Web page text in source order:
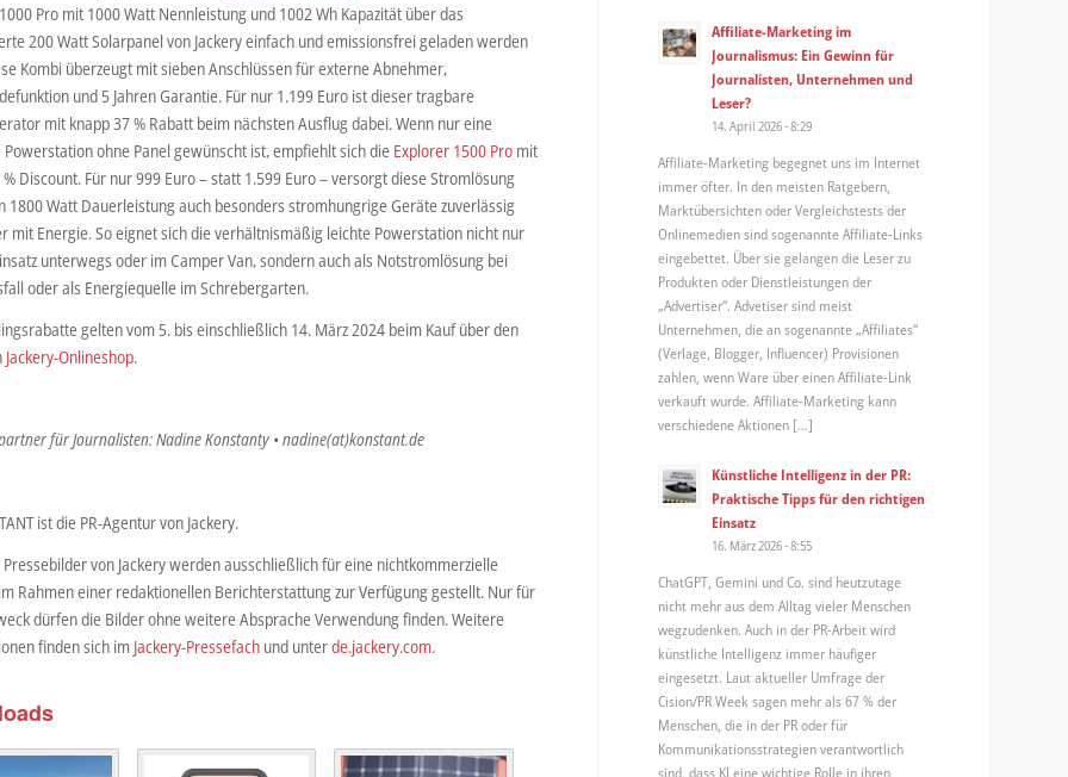
Pro mit 1000 Watt Nennleistung und 1002 Wh Kapazität über das
200 Watt Solarpanel von Jackery einfach und emissionsfrei geladen werden
Kombi überzeugt mit sieben Anschlüssen für externe Abnehmer,
und 5 Jahren Garantie. Für nur 1.199 Euro ist dieser tragbare
mit knapp 37 % Rabatt beim nächsten Ausflug dabei. Wenn nur eine
ohne Panel gewünscht ist, empfiehlt sich die Explorer 1500 Promit
% Discount. Für nur 999 Euro – statt 1.599 Euro – versorgt diese Stromlösung
1800 Watt Dauerleistung auch besonders stromhungrige Geräte zuverlässig
mit Energie. So eignet sich die verhältnismäßig leichte Powerstation nicht nur
unterwegs oder im Camper Van, sondern auch als Notstromlösung bei
oder als Energiequelle im Schrebergarten.
gelten vom 5. bis einschließlich 14. März 2024 beim Kauf über den
Jackery-Onlineshop.
für Journalisten: Nadine Konstanty • nadine(at)konstant.de
ist die PR-Agentur von Jackery.
Pressebilder von Jackery werden ausschließlich für eine nichtkommerzielle
Rahmen einer redaktionellen Berichterstattung zur Verfügung gestellt. Nur für
dürfen die Bilder ohne weitere Absprache Verwendung finden. Weitere
finden sich im Jackery-Pressefachund unterde.jackery.com.
Affiliate-Marketing im
Journalismus: Ein Gewinn für
Journalisten, Unternehmen und
Leser?
14. April 2026 - 8:29
Affiliate-Marketing begegnet uns im Internet
immer öfter. In den meisten Ratgebern,
Marktübersichten oder Vergleichstests der
Onlinemedien sind sogenannte Affiliate-Links
eingebettet. Über sie gelangen die Leser zu
Produkten oder Dienstleistungen der
„Advertiser“. Advetiser sind meist
Unternehmen, die an sogenannte „Affiliates“
(Verlage, Blogger, Influencer) Provisionen
zahlen, wenn Ware über einen Affiliate-Link
verkauft wurde. Affiliate-Marketing kann
verschiedene Aktionen […]
Künstliche Intelligenz in der PR:
Praktische Tipps für den richtigen
Einsatz
16. März 2026 - 8:55
ChatGPT, Gemini und Co. sind heutzutage
nicht mehr aus dem Alltag vieler Menschen
wegzudenken. Auch in der PR-Arbeit wird
künstliche Intelligenz immer häufiger
eingesetzt. Laut aktueller Umfrage der
Cision/PR Week sagen mehr als 67 % der
Menschen, die in der PR oder für
Kommunikationsstrategien verantwortlich
sind, dass KI eine wichtige Rolle in ihren